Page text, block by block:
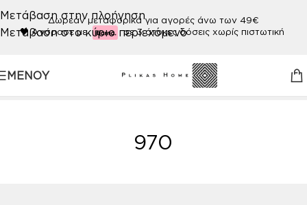
Μετάβαση στην πλοήγηση
Μετάβαση στο κύριο περιεχόμενο
Δωρεάν μεταφορικά για αγορές άνω των 49€
🖤Αγόρασε με σε 3 άτοκες δόσεις χωρίς πιστωτική
ΜΕΝΟΎ
970
970